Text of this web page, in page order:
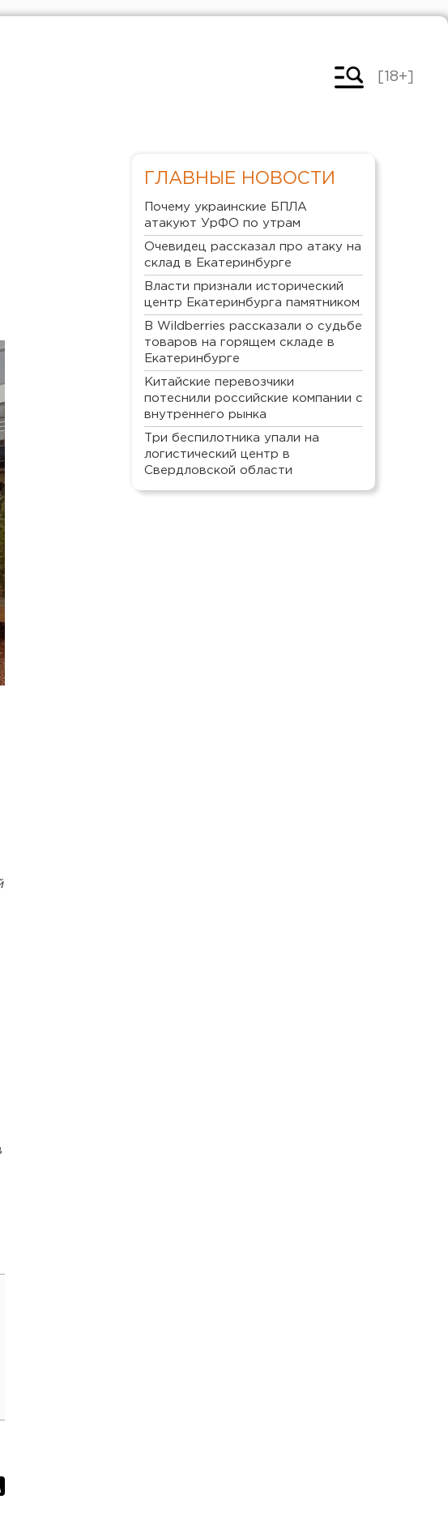
[18+]
ГЛАВНЫЕ НОВОСТИ
Почему украинские БПЛА
атакуют УрФО по утрам
Очевидец рассказал про атаку на
склад в Екатеринбурге
Власти признали исторический
центр Екатеринбурга памятником
В Wildberries рассказали о судьбе
товаров на горящем складе в
Екатеринбурге
Китайские перевозчики
потеснили российские компании с
внутреннего рынка
Три беспилотника упали на
логистический центр в
Свердловской области